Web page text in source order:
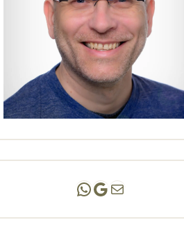
Andreas Scholz | (HPP)
Praxis Adlershof
E-Mail an mich ...